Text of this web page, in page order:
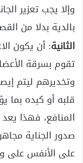
وإلا يجب تعزير
بالدية بدلا من
الثانية: أن يكون
تقوم بسرقة
وتخديرهم ليتم
قلبه أو كبده بما
المنافع، فهذا
صدور الجناية
على الأنفس على